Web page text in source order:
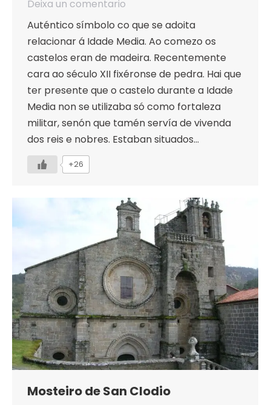
Deixa un comentario
Auténtico símbolo co que se adoita
relacionar á Idade Media. Ao comezo os
castelos eran de madeira. Recentemente
cara ao século XII fixéronse de pedra. Hai que
ter presente que o castelo durante a Idade
Media non se utilizaba só como fortaleza
militar, senón que tamén servía de vivenda
dos reis e nobres. Estaban situados…
+26
Mosteiro de San Clodio